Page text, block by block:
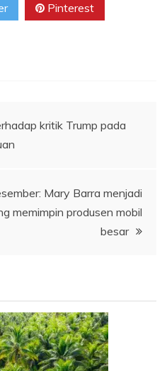
Pinterest
kritik Trump pada
Mary Barra menjadi
memimpin produsen mobil
besar